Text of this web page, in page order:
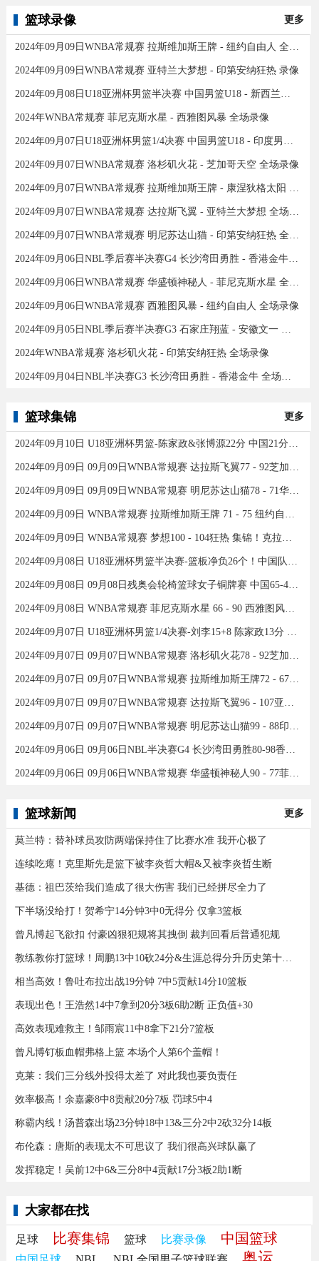
篮球录像 更多
2024年09月09日WNBA常规赛 拉斯维加斯王牌 - 纽约自由人 全场录像
2024年09月09日WNBA常规赛 亚特兰大梦想 - 印第安纳狂热 录像
2024年09月08日U18亚洲杯男篮半决赛 中国男篮U18 - 新西兰男篮U18 录像
2024年WNBA常规赛 菲尼克斯水星 - 西雅图风暴 全场录像
2024年09月07日U18亚洲杯男篮1/4决赛 中国男篮U18 - 印度男篮U18 录像
2024年09月07日WNBA常规赛 洛杉矶火花 - 芝加哥天空 全场录像
2024年09月07日WNBA常规赛 拉斯维加斯王牌 - 康涅狄格太阳 全场录像
2024年09月07日WNBA常规赛 达拉斯飞翼 - 亚特兰大梦想 全场录像
2024年09月07日WNBA常规赛 明尼苏达山猫 - 印第安纳狂热 全场录像
2024年09月06日NBL季后赛半决赛G4 长沙湾田勇胜 - 香港金牛 全场录像
2024年09月06日WNBA常规赛 华盛顿神秘人 - 菲尼克斯水星 全场录像
2024年09月06日WNBA常规赛 西雅图风暴 - 纽约自由人 全场录像
2024年09月05日NBL季后赛半决赛G3 石家庄翔蓝 - 安徽文一 全场录像
2024年WNBA常规赛 洛杉矶火花 - 印第安纳狂热 全场录像
2024年09月04日NBL半决赛G3 长沙湾田勇胜 - 香港金牛 全场录像
篮球集锦 更多
2024年09月10日 U18亚洲杯男篮-陈家政&张博源22分 中国21分大胜约旦夺季军！
2024年09月09日 09月09日WNBA常规赛 达拉斯飞翼77 - 92芝加哥天空 全场集锦
2024年09月09日 09月09日WNBA常规赛 明尼苏达山猫78 - 71华盛顿神秘人 全场集锦
2024年09月09日 WNBA常规赛 拉斯维加斯王牌 71 - 75 纽约自由人 全场集锦
2024年09月09日 WNBA常规赛 梦想100 - 104狂热 集锦！克拉克26分12助
2024年09月08日 U18亚洲杯男篮半决赛-篮板净负26个！中国队不敌新西兰
2024年09月08日 09月08日残奥会轮椅篮球女子铜牌赛 中国65-43加拿大 全场集锦
2024年09月08日 WNBA常规赛 菲尼克斯水星 66 - 90 西雅图风暴 全场集锦
2024年09月07日 U18亚洲杯男篮1/4决赛-刘李15+8 陈家政13分 中国46分大胜印度
2024年09月07日 09月07日WNBA常规赛 洛杉矶火花78 - 92芝加哥天空 全场集锦
2024年09月07日 09月07日WNBA常规赛 拉斯维加斯王牌72 - 67康涅狄格太阳 集锦
2024年09月07日 09月07日WNBA常规赛 达拉斯飞翼96 - 107亚特兰大梦想 全场集锦
2024年09月07日 09月07日WNBA常规赛 明尼苏达山猫99 - 88印第安纳狂热 全场集锦
2024年09月06日 09月06日NBL半决赛G4 长沙湾田勇胜80-98香港金牛 全场集锦
2024年09月06日 09月06日WNBA常规赛 华盛顿神秘人90 - 77菲尼克斯水星 全场集锦
篮球新闻 更多
莫兰特：替补球员攻防两端保持住了比赛水准 我开心极了
连续吃瘪！克里斯先是篮下被李炎哲大帽&又被李炎哲生断
基德：祖巴茨给我们造成了很大伤害 我们已经拼尽全力了
下半场没给打！贺希宁14分钟3中0无得分 仅拿3篮板
曾凡博起飞欲扣 付豪凶狠犯规将其拽倒 裁判回看后普通犯规
教练教你打篮球！周鹏13中10砍24分&生涯总得分升历史第十三！
相当高效！鲁吐布拉出战19分钟 7中5贡献14分10篮板
表现出色！王浩然14中7拿到20分3板6助2断 正负值+30
高效表现难救主！邹雨宸11中8拿下21分7篮板
曾凡博钉板血帽弗格上篮 本场个人第6个盖帽！
克莱：我们三分线外投得太差了 对此我也要负责任
效率极高！余嘉豪8中8贡献20分7板 罚球5中4
称霸内线！汤普森出场23分钟18中13&三分2中2砍32分14板
布伦森：唐斯的表现太不可思议了 我们很高兴球队赢了
发挥稳定！吴前12中6&三分8中4贡献17分3板2助1断
大家都在找
足球 比赛集锦 篮球 比赛录像 中国篮球